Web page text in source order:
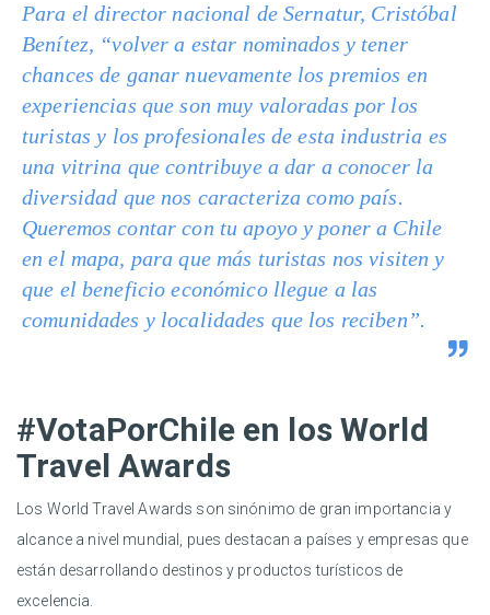
Para el director nacional de Sernatur, Cristóbal
Benítez, “volver a estar nominados y tener
chances de ganar nuevamente los premios en
experiencias que son muy valoradas por los
turistas y los profesionales de esta industria es
una vitrina que contribuye a dar a conocer la
diversidad que nos caracteriza como país.
Queremos contar con tu apoyo y poner a Chile
en el mapa, para que más turistas nos visiten y
que el beneficio económico llegue a las
comunidades y localidades que los reciben”.
#VotaPorChile en los World
Travel Awards
Los World Travel Awards son sinónimo de gran importancia y
alcance a nivel mundial, pues destacan a países y empresas que
están desarrollando destinos y productos turísticos de
excelencia.